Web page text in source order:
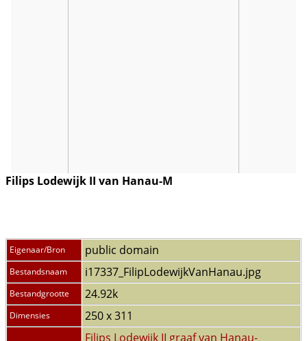
Filips Lodewijk II van Hanau-M
Eigenaar/Bron public domain
Bestandsnaam i17337_FilipLodewijkVanHanau.jpg
Bestandgrootte 24.92k
Dimensies 250 x 311
Filips Lodewijk II graaf van Hanau-